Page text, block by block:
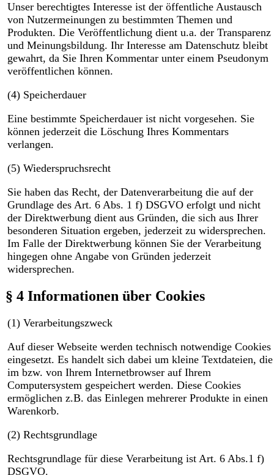
Unser berechtigtes Interesse ist der öffentliche Austausch
von Nutzermeinungen zu bestimmten Themen und
Produkten. Die Veröffentlichung dient u.a. der Transparenz
und Meinungsbildung. Ihr Interesse am Datenschutz bleibt
gewahrt, da Sie Ihren Kommentar unter einem Pseudonym
veröffentlichen können.
(4) Speicherdauer
Eine bestimmte Speicherdauer ist nicht vorgesehen. Sie
können jederzeit die Löschung Ihres Kommentars
verlangen.
(5) Wiederspruchsrecht
Sie haben das Recht, der Datenverarbeitung die auf der
Grundlage des Art. 6 Abs. 1 f) DSGVO erfolgt und nicht
der Direktwerbung dient aus Gründen, die sich aus Ihrer
besonderen Situation ergeben, jederzeit zu widersprechen.
Im Falle der Direktwerbung können Sie der Verarbeitung
hingegen ohne Angabe von Gründen jederzeit
widersprechen.
§ 4 Informationen über Cookies
(1) Verarbeitungszweck
Auf dieser Webseite werden technisch notwendige Cookies
eingesetzt. Es handelt sich dabei um kleine Textdateien, die
im bzw. von Ihrem Internetbrowser auf Ihrem
Computersystem gespeichert werden. Diese Cookies
ermöglichen z.B. das Einlegen mehrerer Produkte in einen
Warenkorb.
(2) Rechtsgrundlage
Rechtsgrundlage für diese Verarbeitung ist Art. 6 Abs.1 f)
DSGVO.